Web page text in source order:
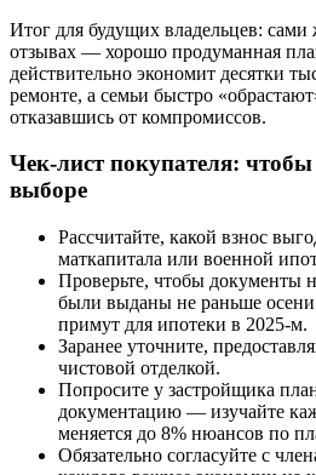
Итог для будущих владельцев:
отзывах — хорошо продуманная
действительно экономит десятки
ремонте, а семьи быстро
отказавшись от компромиссов.
Чек-лист покупателя:
выборе
Рассчитайте, какой взнос
маткапитала или военной
Проверьте, чтобы документы
были выданы не раньше
примут для ипотеки в 2025-м.
Заранее уточните,
чистовой отделкой.
Попросите у застройщика
документацию — изучайте
меняется до 8% нюансов по
Обязательно согласуйте с